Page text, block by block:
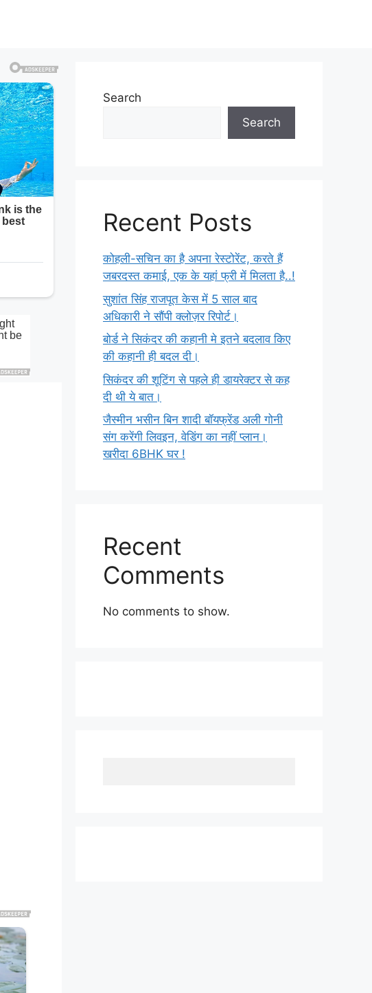
Search
Search
Recent Posts
कोहली-सचिन का है अपना रेस्टोरेंट, करते हैं
जबरदस्त कमाई, एक के यहां फ्री में मिलता है..!
सुशांत सिंह राजपूत केस में 5 साल बाद
अधिकारी ने सौंपी क्लोज़र रिपोर्ट।
बोर्ड ने सिकंदर की कहानी मे इतने बदलाव किए
की कहानी ही बदल दी।
सिकंदर की शूटिंग से पहले ही डायरेक्टर से कह
दी थी ये बात।
जैस्मीन भसीन बिन शादी बॉयफ्रेंड अली गोनी
संग करेंगी लिवइन, वेडिंग का नहीं प्लान।
खरीदा 6BHK घर !
Recent
Comments
No comments to show.